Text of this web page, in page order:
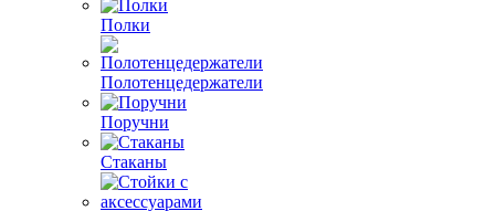
Полки
Полотенцедержатели
Поручни
Стаканы